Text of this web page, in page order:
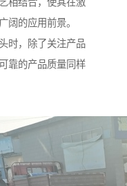
相结合，使其在激
阔的应用前景。
时，除了关注产品
靠的产品质量同样